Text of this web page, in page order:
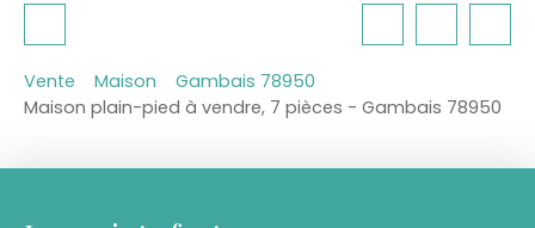
Vente Maison
Gambais 78950
Maison plain-pied à vendre, 7 pièces - Gambais 78950